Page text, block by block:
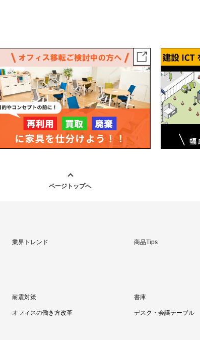
ページトップへ
業界トレンド 商品Tips
耐震対策 書庫
オフィスの働き方改革 デスク・会議テーブル